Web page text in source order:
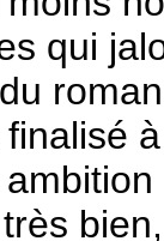
qui